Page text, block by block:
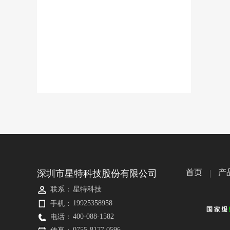
深圳市星特科技股份有限公司
联系： 星特科技
手机： 19925358958
电话： 400-088-1582
首页 产